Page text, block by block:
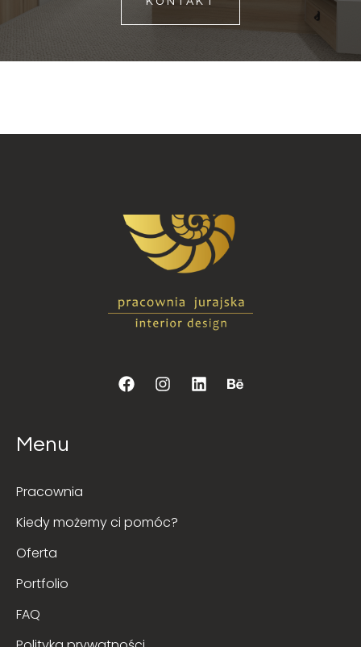
Menu
Pracownia
Kiedy możemy ci pomóc?
Oferta
Portfolio
FAQ